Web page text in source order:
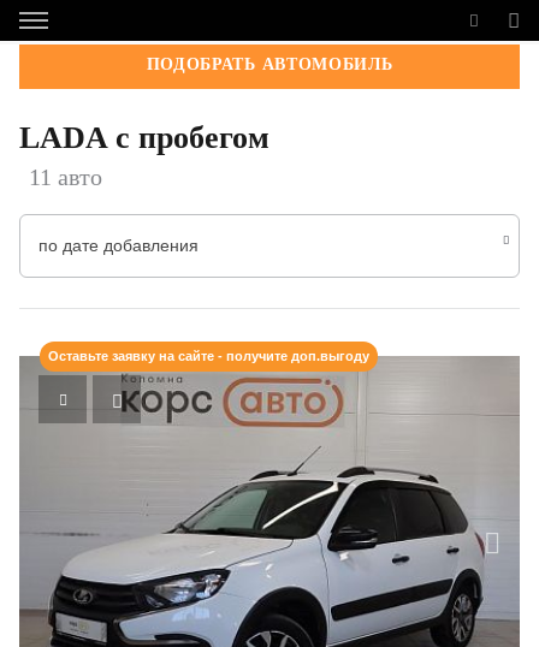
ПОДОБРАТЬ АВТОМОБИЛЬ
LADA с пробегом
11 авто
по дате добавления
Оставьте заявку на сайте - получите доп.выгоду